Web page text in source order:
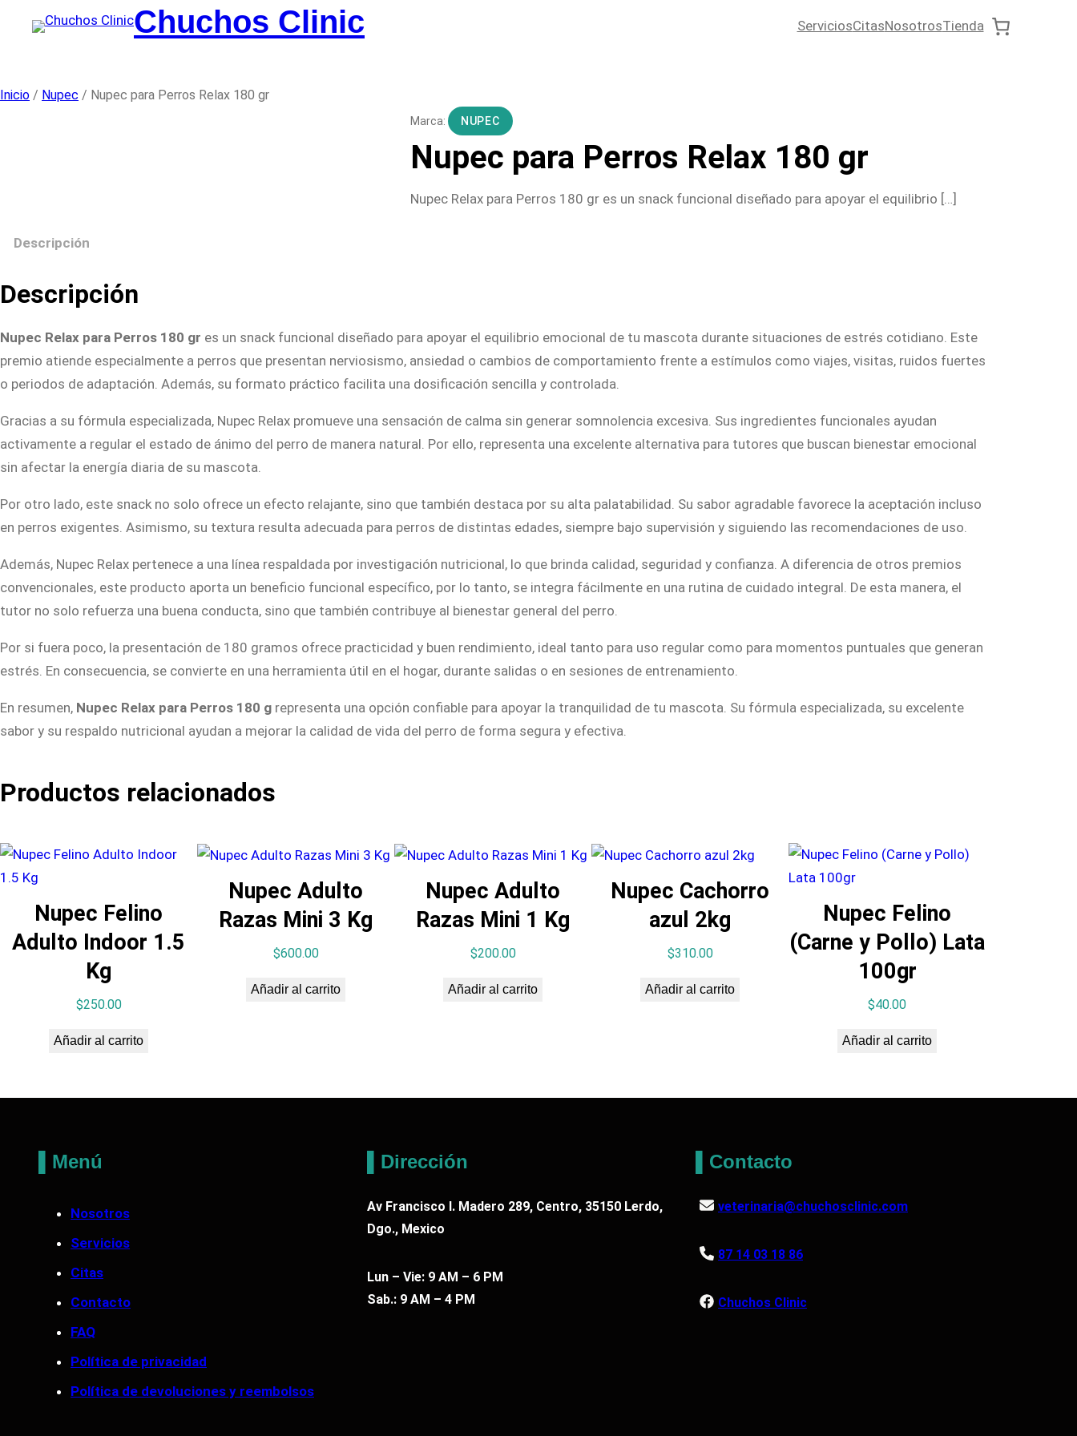
Chuchos Clinic ServiciosCitasNosotrosTienda
Inicio / Nupec / Nupec para Perros Relax 180 gr
Nupec para Perros Relax 180 gr
Nupec Relax para Perros 180 gr es un snack funcional diseñado para apoyar el equilibrio […]
NUPEC
Descripción
Descripción
Nupec Relax para Perros 180 gr es un snack funcional diseñado para apoyar el equilibrio emocional de tu mascota durante situaciones de estrés cotidiano. Este
premio atiende especialmente a perros que presentan nerviosismo, ansiedad o cambios de comportamiento frente a estímulos como viajes, visitas, ruidos fuertes
o periodos de adaptación. Además, su formato práctico facilita una dosificación sencilla y controlada.
Gracias a su fórmula especializada, Nupec Relax promueve una sensación de calma sin generar somnolencia excesiva. Sus ingredientes funcionales ayudan
activamente a regular el estado de ánimo del perro de manera natural. Por ello, representa una excelente alternativa para tutores que buscan bienestar emocional
sin afectar la energía diaria de su mascota.
Por otro lado, este snack no solo ofrece un efecto relajante, sino que también destaca por su alta palatabilidad. Su sabor agradable favorece la aceptación incluso
en perros exigentes. Asimismo, su textura resulta adecuada para perros de distintas edades, siempre bajo supervisión y siguiendo las recomendaciones de uso.
Además, Nupec Relax pertenece a una línea respaldada por investigación nutricional, lo que brinda calidad, seguridad y confianza. A diferencia de otros premios
convencionales, este producto aporta un beneficio funcional específico, por lo tanto, se integra fácilmente en una rutina de cuidado integral. De esta manera, el
tutor no solo refuerza una buena conducta, sino que también contribuye al bienestar general del perro.
Por si fuera poco, la presentación de 180 gramos ofrece practicidad y buen rendimiento, ideal tanto para uso regular como para momentos puntuales que generan
estrés. En consecuencia, se convierte en una herramienta útil en el hogar, durante salidas o en sesiones de entrenamiento.
En resumen, Nupec Relax para Perros 180 g representa una opción confiable para apoyar la tranquilidad de tu mascota. Su fórmula especializada, su excelente
sabor y su respaldo nutricional ayudan a mejorar la calidad de vida del perro de forma segura y efectiva.
Productos relacionados
Nupec Felino
Adulto Indoor 1.5
Kg
$250.00
Añadir al carrito
Nupec Adulto
Razas Mini 3 Kg
$600.00
Añadir al carrito
Nupec Adulto
Razas Mini 1 Kg
$200.00
Añadir al carrito
Nupec Cachorro
azul 2kg
$310.00
Añadir al carrito
Nupec Felino
(Carne y Pollo) Lata
100gr
$40.00
Añadir al carrito
▌Menú
Nosotros
Servicios
Citas
Contacto
FAQ
Política de privacidad
Política de devoluciones y reembolsos
▌Dirección
Av Francisco I. Madero 289, Centro, 35150 Lerdo,
Dgo., Mexico
Lun – Vie: 9 AM – 6 PM
Sab.: 9 AM – 4 PM
▌Contacto
veterinaria@chuchosclinic.com
87 14 03 18 86
Chuchos Clinic